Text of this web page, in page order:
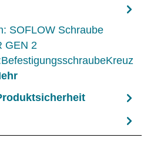
SOFLOW Schraube
GEN 2